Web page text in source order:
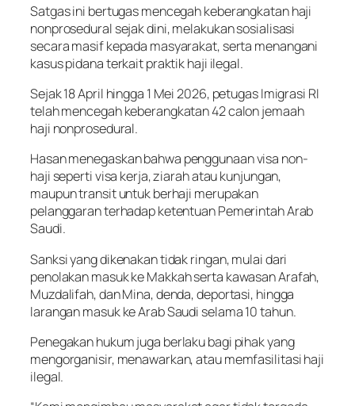
Satgas ini bertugas mencegah keberangkatan haji
nonprosedural sejak dini, melakukan sosialisasi
secara masif kepada masyarakat, serta menangani
kasus pidana terkait praktik haji ilegal.
Sejak 18 April hingga 1 Mei 2026, petugas Imigrasi RI
telah mencegah keberangkatan 42 calon jemaah
haji nonprosedural.
Hasan menegaskan bahwa penggunaan visa non-
haji seperti visa kerja, ziarah atau kunjungan,
maupun transit untuk berhaji merupakan
pelanggaran terhadap ketentuan Pemerintah Arab
Saudi.
Sanksi yang dikenakan tidak ringan, mulai dari
penolakan masuk ke Makkah serta kawasan Arafah,
Muzdalifah, dan Mina, denda, deportasi, hingga
larangan masuk ke Arab Saudi selama 10 tahun.
Penegakan hukum juga berlaku bagi pihak yang
mengorganisir, menawarkan, atau memfasilitasi haji
ilegal.